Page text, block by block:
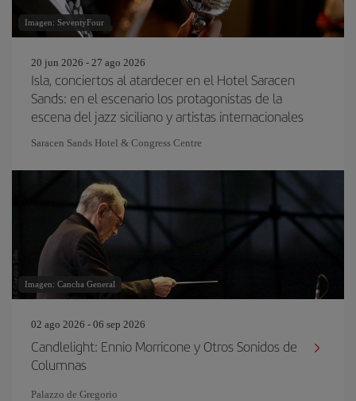
Imagen: SeventyFour
20 jun 2026 - 27 ago 2026
Isla, conciertos al atardecer en el Hotel Saracen
Sands: en el escenario los protagonistas de la
escena del jazz siciliano y artistas internacionales
Saracen Sands Hotel & Congress Centre
Imagen: Cancha General
02 ago 2026 - 06 sep 2026
Candlelight: Ennio Morricone y Otros Sonidos de
Columnas
Palazzo de Gregorio